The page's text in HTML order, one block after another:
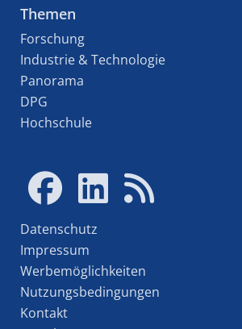
Themen
Forschung
Industrie & Technologie
Panorama
DPG
Hochschule
Datenschutz
Impressum
Werbemöglichkeiten
Nutzungsbedingungen
Kontakt